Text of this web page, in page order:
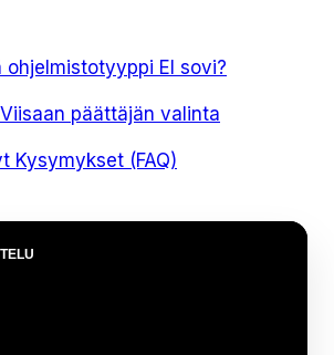
ohjelmistotyyppi EI sovi?
päättäjän valinta
Kysymykset (FAQ)